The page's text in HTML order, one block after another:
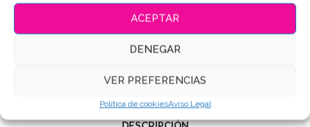
ACEPTAR
DENEGAR
VER PREFERENCIAS
Política de cookiesAviso Legal
Etiquetas:#AmantesDeLosRatones,#DiseñoDeGalletas,
#galletaspersonalizadas
#RatoncitoAmoroso
Galletas personalizadas